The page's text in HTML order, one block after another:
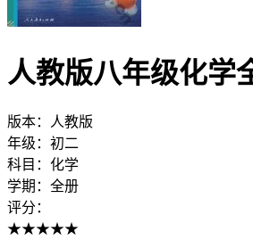
人教版八年级化学
版本：
人教版
年级： 初二
科目： 化学
学期： 全册
评分：
★★★★★